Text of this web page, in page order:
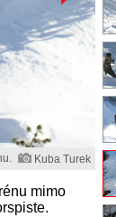
Kuba Turek
mimo